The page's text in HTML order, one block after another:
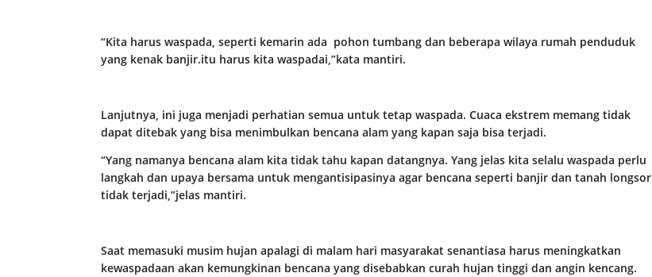
“Kita harus waspada, seperti kemarin ada pohon tumbang dan beberapa wilaya rumah penduduk
yang kenak banjir.itu harus kita waspadai,”kata mantiri.
Lanjutnya, ini juga menjadi perhatian semua untuk tetap waspada. Cuaca ekstrem memang tidak
dapat ditebak yang bisa menimbulkan bencana alam yang kapan saja bisa terjadi.
“Yang namanya bencana alam kita tidak tahu kapan datangnya. Yang jelas kita selalu waspada perlu
langkah dan upaya bersama untuk mengantisipasinya agar bencana seperti banjir dan tanah longsor
tidak terjadi,”jelas mantiri.
Saat memasuki musim hujan apalagi di malam hari masyarakat senantiasa harus meningkatkan
kewaspadaan akan kemungkinan bencana yang disebabkan curah hujan tinggi dan angin kencang.